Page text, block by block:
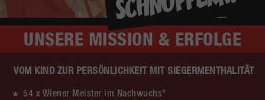
UNSERE MISSION & ERFOLGE
VOM KIND ZUR PERSÖNLICHKEIT MIT SIEGERMENTHALITÄT
54 x Wiener Meister im Nachwuchs*